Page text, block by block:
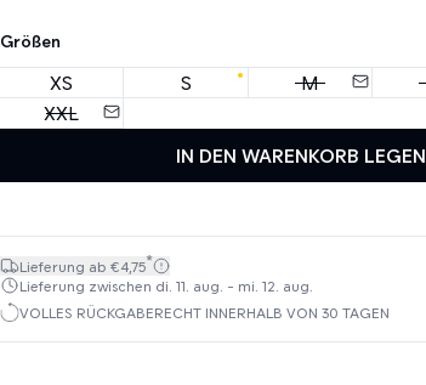
Größen
XS S M
XXL
IN DEN WARENKORB LEGEN
Lieferung ab €4,75*
Lieferung zwischen di. 11. aug. - mi. 12. aug.
VOLLES RÜCKGABERECHT INNERHALB VON 30 TAGEN